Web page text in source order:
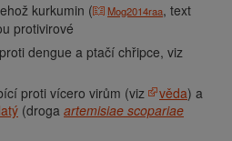
kurkumin ( Mog2014raa, text
protivirové
dengue a ptačí chřipce, viz
proti vícero virům (viz věda) a
(droga artemisiae scopariae